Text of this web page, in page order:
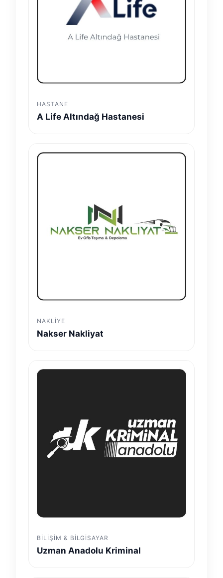
HASTANE
A Life Altındağ Hastanesi
NAKLIYE
Nakser Nakliyat
BILIŞIM & BILGISAYAR
Uzman Anadolu Kriminal